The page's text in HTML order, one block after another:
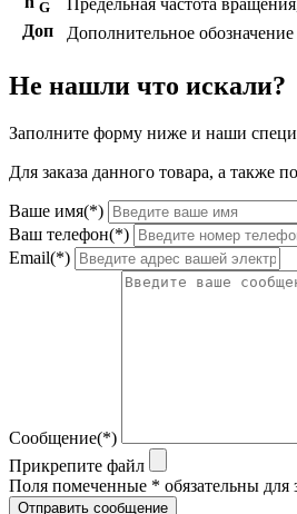
G Предельная частота
Доп
Дополнительное обозначение
Не нашли что искали?
Заполните форму ниже и наши
Для заказа данного товара, а
Ваше имя(*)
Ваш телефон(*)
Email(*)
Сообщение(*)
Прикрепите файл
Поля помеченные * обязательны для
Отправить сообщение